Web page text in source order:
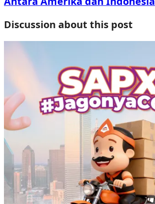
Discussion about this post